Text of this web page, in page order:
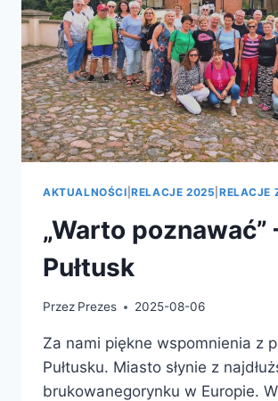
AKTUALNOŚCI |RELACJE 2025 RELACJE
„Warto poznawać”
Pułtusk
Przez Prezes 2025-08-06
Za nami piękne wspomnienia z
Pułtusku. Miasto słynie z
brukowanegorynku w Europie.